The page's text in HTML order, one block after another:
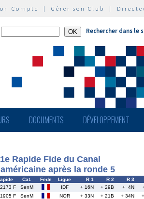
Compte | Gérer son Club |
Rechercher dans le
DOCUMENTS DÉVELOPPEMENT
Rapide Fide du Canal
après la ronde 5
Cat. Fede Ligue R 1 R 2 R 3
2173 F SenM IDF + 16N + 29B + 4N
1905 F SenM NOR + 33N + 21B + 34N